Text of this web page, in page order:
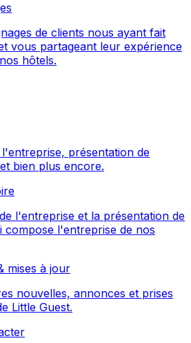
de clients nous ayant fait
vous partageant leur expérience
hôtels.
présentation de
bien plus encore.
l'entreprise et la présentation de
compose l'entreprise de nos
mises à jour
nouvelles, annonces et prises
Little Guest.